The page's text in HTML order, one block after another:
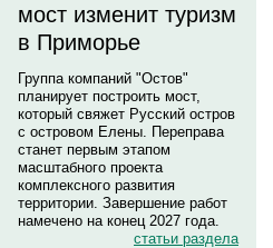
мост изменит туризм
в Приморье
Группа компаний "Остов"
планирует построить мост,
который свяжет Русский остров
с островом Елены. Переправа
станет первым этапом
масштабного проекта
комплексного развития
территории. Завершение работ
намечено на конец 2027 года.
статьи раздела